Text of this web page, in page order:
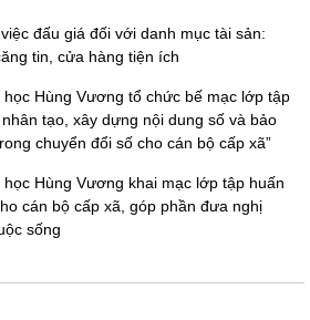
đấu giá đối với danh mục tài sản:
tin, cửa hàng tiện ích
Hùng Vương tổ chức bế mạc lớp tập
tạo, xây dựng nội dung số và bảo
chuyển đổi số cho cán bộ cấp xã”
Hùng Vương khai mạc lớp tập huấn
cán bộ cấp xã, góp phần đưa nghị
sống